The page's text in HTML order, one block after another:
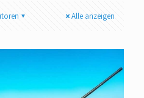
Alle anzeigen